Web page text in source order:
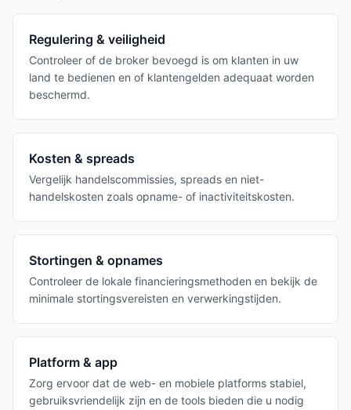
Regulering & veiligheid
Controleer of de broker bevoegd is om klanten in uw
land te bedienen en of klantengelden adequaat worden
beschermd.
Kosten & spreads
Vergelijk handelscommissies, spreads en niet-
handelskosten zoals opname- of inactiviteitskosten.
Stortingen & opnames
Controleer de lokale financieringsmethoden en bekijk de
minimale stortingsvereisten en verwerkingstijden.
Platform & app
Zorg ervoor dat de web- en mobiele platforms stabiel,
gebruiksvriendelijk zijn en de tools bieden die u nodig